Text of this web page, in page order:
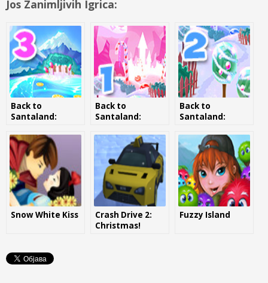
Jos Zanimljivih Igrica:
Back to
Santaland:
Back to
Santaland:
Coming
Back to
Santaland:
Snow White Kiss
Crash Drive 2:
Christmas!
Fuzzy Island